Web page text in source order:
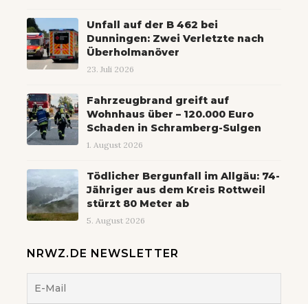
Unfall auf der B 462 bei
Dunningen: Zwei Verletzte nach
Überholmanöver
23. Juli 2026
Fahrzeugbrand greift auf
Wohnhaus über – 120.000 Euro
Schaden in Schramberg-Sulgen
1. August 2026
Tödlicher Bergunfall im Allgäu: 74-
Jähriger aus dem Kreis Rottweil
stürzt 80 Meter ab
5. August 2026
NRWZ.DE NEWSLETTER